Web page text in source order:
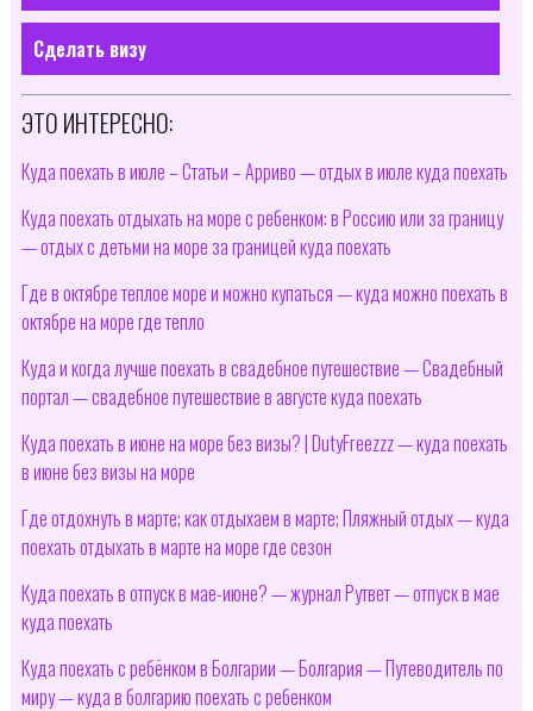
Сделать визу
ЭТО ИНТЕРЕСНО:
Куда поехать в июле – Статьи – Арриво — отдых в июле куда поехать
Куда поехать отдыхать на море с ребенком: в Россию или за границу
— отдых с детьми на море за границей куда поехать
Где в октябре теплое море и можно купаться — куда можно поехать в
октябре на море где тепло
Куда и когда лучше поехать в свадебное путешествие — Свадебный
портал — свадебное путешествие в августе куда поехать
Куда поехать в июне на море без визы? | DutyFreezzz — куда поехать
в июне без визы на море
Где отдохнуть в марте; как отдыхаем в марте; Пляжный отдых — куда
поехать отдыхать в марте на море где сезон
Куда поехать в отпуск в мае-июне? — журнал Рутвет — отпуск в мае
куда поехать
Куда поехать с ребёнком в Болгарии — Болгария — Путеводитель по
миру — куда в болгарию поехать с ребенком